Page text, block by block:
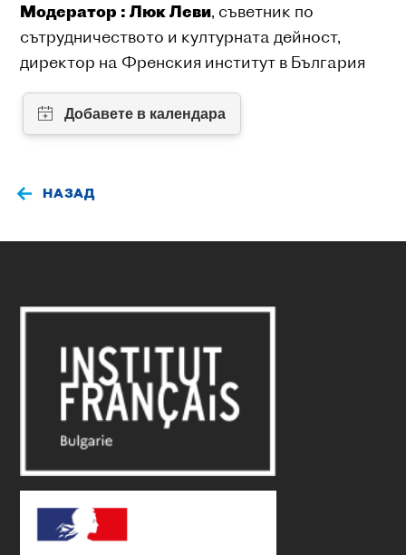
Модератор : Люк Леви, съветник по
сътрудничеството и културната дейност,
директор на Френския институт в България
НАЗАД